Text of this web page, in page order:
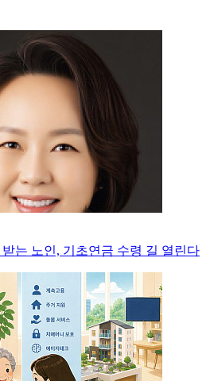
는 노인, 기초연금 수령 길 열린다